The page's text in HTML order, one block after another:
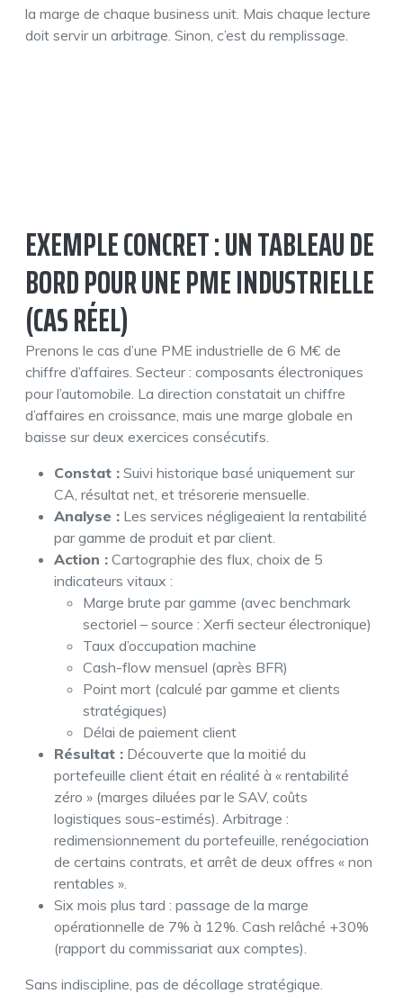
la marge de chaque business unit. Mais chaque lecture
doit servir un arbitrage. Sinon, c’est du remplissage.
EXEMPLE CONCRET : UN TABLEAU DE
BORD POUR UNE PME INDUSTRIELLE
(CAS RÉEL)
Prenons le cas d’une PME industrielle de 6 M€ de
chiffre d’affaires. Secteur : composants électroniques
pour l’automobile. La direction constatait un chiffre
d’affaires en croissance, mais une marge globale en
baisse sur deux exercices consécutifs.
Constat : Suivi historique basé uniquement sur
CA, résultat net, et trésorerie mensuelle.
Analyse : Les services négligeaient la rentabilité
par gamme de produit et par client.
Action : Cartographie des flux, choix de 5
indicateurs vitaux :
Marge brute par gamme (avec benchmark
sectoriel – source : Xerfi secteur électronique)
Taux d’occupation machine
Cash-flow mensuel (après BFR)
Point mort (calculé par gamme et clients
stratégiques)
Délai de paiement client
Résultat : Découverte que la moitié du
portefeuille client était en réalité à « rentabilité
zéro » (marges diluées par le SAV, coûts
logistiques sous-estimés). Arbitrage :
redimensionnement du portefeuille, renégociation
de certains contrats, et arrêt de deux offres « non
rentables ».
Six mois plus tard : passage de la marge
opérationnelle de 7% à 12%. Cash relâché +30%
(rapport du commissariat aux comptes).
Sans indiscipline, pas de décollage stratégique.